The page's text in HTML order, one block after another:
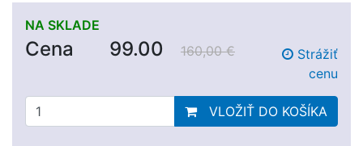
NA SKLADE
Cena 99.00 160,00 €
Strážiť
cenu
VLOŽIŤ DO KOŠÍKA